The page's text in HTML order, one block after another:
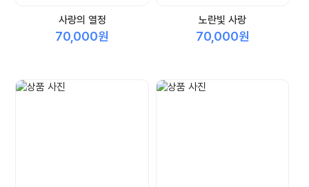
사랑의 열정
70,000원
노란빛 사랑
70,000원